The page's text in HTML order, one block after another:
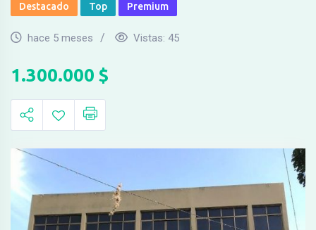
Destacado Top Premium
hace 5 meses Vistas: 45
1.300.000 $